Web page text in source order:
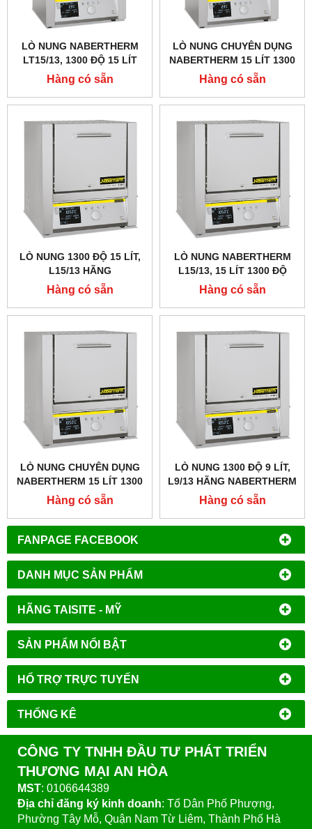
FANPAGE FACEBOOK
DANH MỤC SẢN PHẨM
HÃNG TAISITE - MỸ
SẢN PHẨM NỔI BẬT
HỔ TRỢ TRỰC TUYẾN
THỐNG KÊ
LÒ NUNG NABERTHERM
LT15/13, 1300 ĐỘ 15 LÍT
Hàng có sẵn
LÒ NUNG CHUYÊN DỤNG
NABERTHERM 15 LÍT 1300
ĐỘ, CỬA LẬT LÊN
Hàng có sẵn
LÒ NUNG 1300 ĐỘ 15 LÍT,
L15/13 HÃNG
NABERTHERM - ĐỨC
Hàng có sẵn
LÒ NUNG NABERTHERM
L15/13, 15 LÍT 1300 ĐỘ
Hàng có sẵn
LÒ NUNG CHUYÊN DỤNG
NABERTHERM 15 LÍT 1300
ĐỘ
Hàng có sẵn
LÒ NUNG 1300 ĐỘ 9 LÍT,
L9/13 HÃNG NABERTHERM
- ĐỨC
Hàng có sẵn
CÔNG TY TNHH ĐẦU TƯ PHÁT TRIỂN
THƯƠNG MẠI AN HÒA
MST: 0106644389
Địa chỉ đăng ký kinh doanh: Tổ Dân Phố Phượng,
Phường Tây Mỗ, Quận Nam Từ Liêm, Thành Phố Hà